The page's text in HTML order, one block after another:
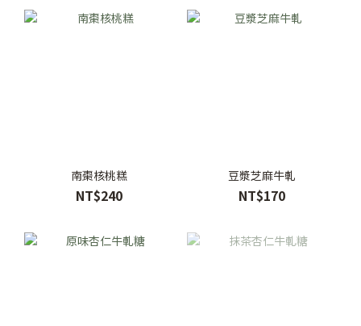
南棗核桃糕
NT$240
豆漿芝麻牛軋
NT$170